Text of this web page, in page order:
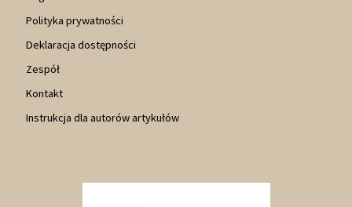
Polityka prywatności
Deklaracja dostępności
Zespół
Kontakt
Instrukcja dla autorów artykułów